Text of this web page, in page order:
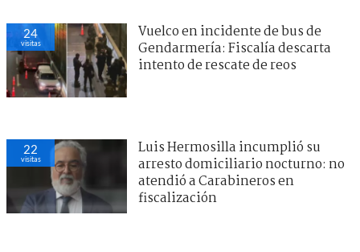
24
visitas
Vuelco en incidente de bus de
Gendarmería: Fiscalía descarta
intento de rescate de reos
22
visitas
Luis Hermosilla incumplió su
arresto domiciliario nocturno: no
atendió a Carabineros en
fiscalización